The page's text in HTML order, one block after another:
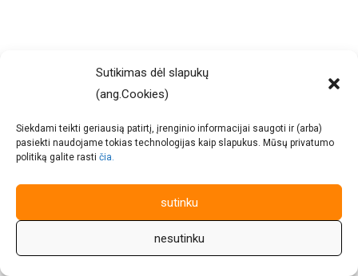
Sutikimas dėl slapukų
(ang.Cookies)
Siekdami teikti geriausią patirtį, įrenginio informacijai saugoti ir (arba)
pasiekti naudojame tokias technologijas kaip slapukus. Mūsų privatumo
politiką galite rasti čia.
sutinku
nesutinku